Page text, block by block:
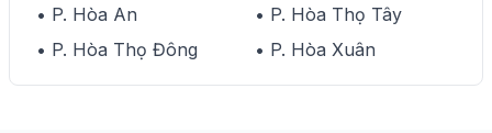
• P. Hòa An
• P. Hòa Thọ Tây
• P. Hòa Thọ Đông
• P. Hòa Xuân